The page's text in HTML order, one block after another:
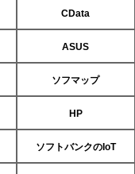
CData
ASUS
ソフマップ
HP
ソフトバンクのIoT